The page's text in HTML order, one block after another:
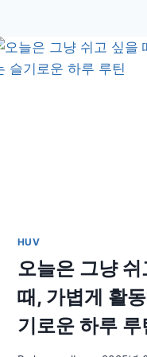
HUV
오늘은 그냥 쉬
때, 가볍게 활
기로운 하루 루